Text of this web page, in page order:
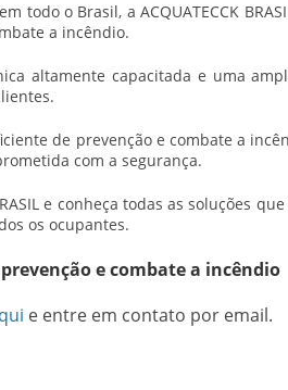
todo o Brasil, a ACQUATECCK
a incêndio.
altamente capacitada e uma
de prevenção e combate a
com a segurança.
e conheça todas as soluções
os ocupantes.
e combate a incêndio
e entre em contato por email.